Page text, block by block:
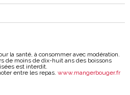
la santé, à consommer avec modération.
de moins de dix-huit ans des boissons
est interdit.
entre les repas. www.mangerbouger.fr